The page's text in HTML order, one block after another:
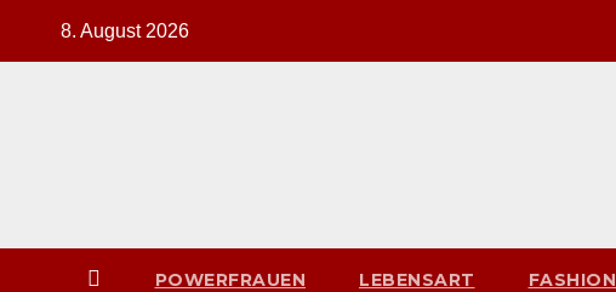
8. August 2026
POWERFRAUEN LEBENSART FASHION